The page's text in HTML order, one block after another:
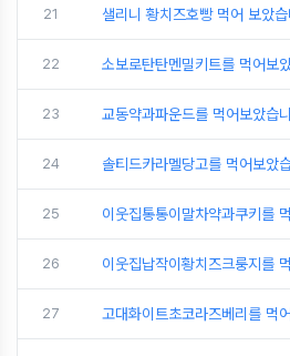
21 샐리니 황치즈호빵 먹어 보았
22 소보로탄탄멘밀키트를 먹어보
23 교동약과파운드를 먹어보았습
24 솔티드카라멜당고를 먹어보았
25 이웃집통통이말차약과쿠키를
26 이웃집납작이황치즈크룽지를
27 고대화이트초코라즈베리를 먹